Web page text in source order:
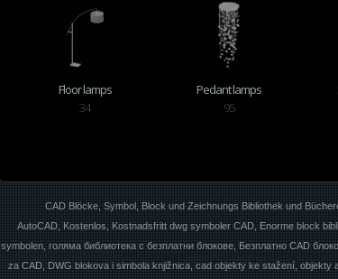
Floor lamps
34
Pedant lamps
95
CAD Blöcke, Symbol, Block und Zeichnungs Bibliothek und
AutoCAD, Kostenlos, Kostnadsfritt dwg symboler CAD, Enorme block
symbolen, голяма библиотека с безплатни блокове, Безплатно CAD
za CAD, DWG blokova i simbola knjižnica, cad objekty ke stažení,